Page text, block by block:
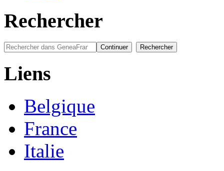
Rechercher
Liens
Belgique
France
Italie